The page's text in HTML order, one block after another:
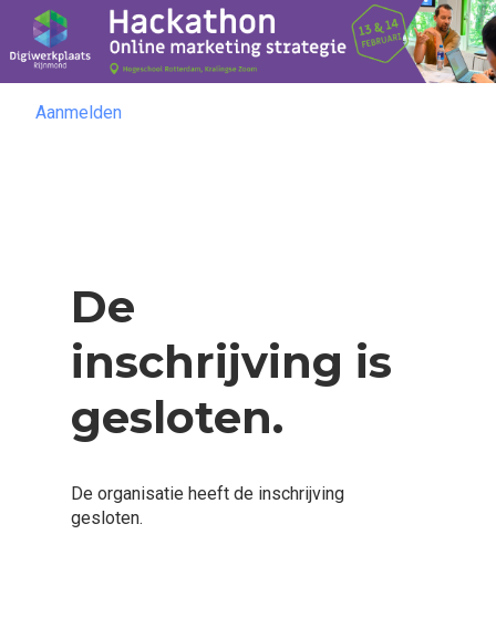
Aanmelden
De
inschrijving is
gesloten.
De organisatie heeft de inschrijving
gesloten.